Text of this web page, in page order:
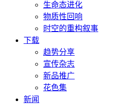
生命态进化
物质性回响
时空的重构叙事
下载
趋势分享
宣传杂志
新品推广
花色集
新闻